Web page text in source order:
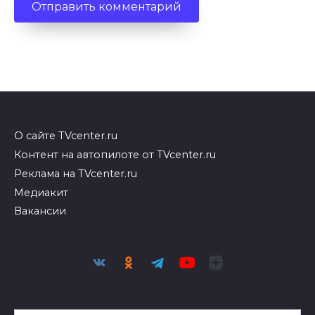
О сайте TVcenter.ru
Контент на автопилоте от TVcenter.ru
Реклама на TVcenter.ru
Медиакит
Вакансии